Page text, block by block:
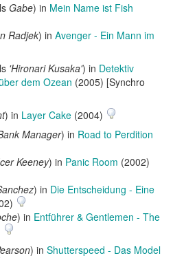
Gabe) in Mein Name ist Fish
Radjek) in Avenger - Ein Mann im
'Hironari Kusaka') in Detektiv
dem Ozean (2005) [Synchro
) in Layer Cake (2004)
Manager) in Road to Perdition
Keeney) in Panic Room (2002)
) in Die Entscheidung - Eine
) in Entführer & Gentlemen - The
) in Shutterspeed - Das Model